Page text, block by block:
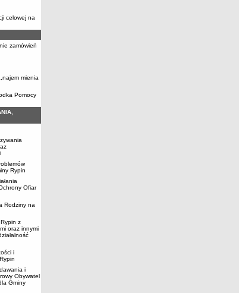
celowej na
zamówień
mienia
Pomocy
Rypin
Ofiar
Rodziny na
z
oraz innymi
i
i
Obywatel
Gminy